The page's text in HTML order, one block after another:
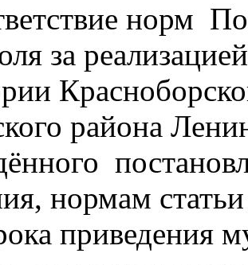
норм
за
района
нормам
приведения